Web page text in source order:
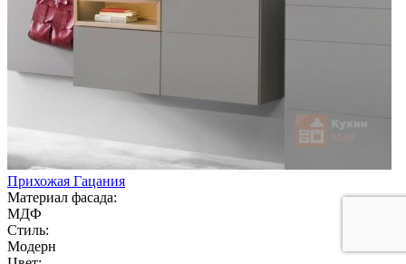
Прихожая Гацания
Материал фасада:
МДФ
Стиль:
Модерн